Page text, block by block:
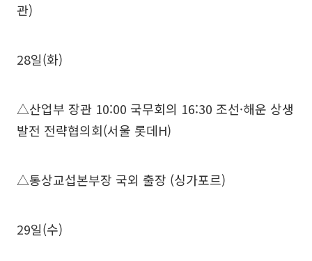
관)
28일(화)
△산업부 장관 10:00 국무회의 16:30 조선·해운 상생
발전 전략협의회(서울 롯데H)
△통상교섭본부장 국외 출장 (싱가포르)
29일(수)